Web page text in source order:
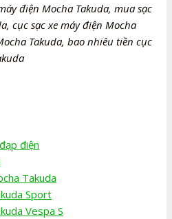
điện Mocha Takuda, mua sạc
cục sạc xe máy điện Mocha
Takuda, bao nhiêu tiền cục
điện
Takuda
Sport
Vespa S